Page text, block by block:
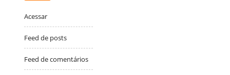
Acessar
Feed de posts
Feed de comentários